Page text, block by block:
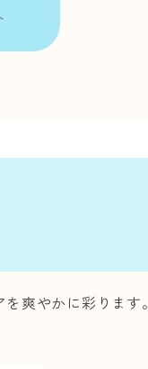
爽やかに彩ります。